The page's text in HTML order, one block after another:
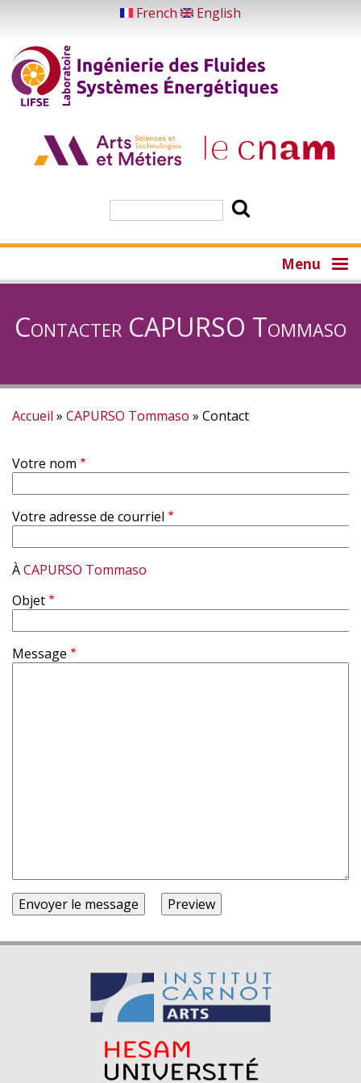
contenu
principal
French English
Menu
Contacter CAPURSO Tommaso
d'Ariane
Accueil CAPURSO Tommaso Contact
Votre nom
Votre adresse de courriel
ÀCAPURSO Tommaso
Objet
Message